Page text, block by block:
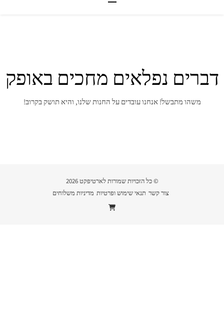
דברים נפלאים מחכים באופק
משהו מתבשל! אנחנו עובדים על החנות שלנו, והיא תושק בקרוב!
© כל הזכויות שמורות לארטיפקט 2026
צור קשר תנאי שימוש ופרטיות מדיניות משלוחים